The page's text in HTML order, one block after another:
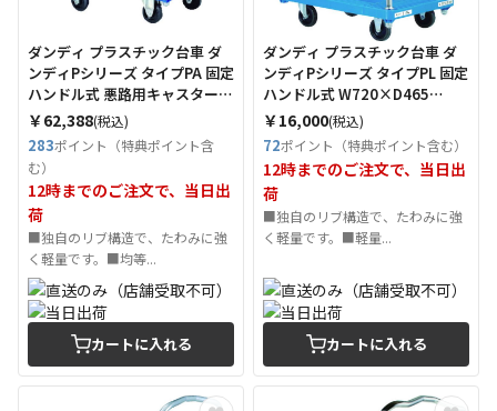
ダンディ プラスチック台車 ダ
ンディPシリーズ タイプPA 固定
ハンドル式 悪路用キャスター
(ノーパンクタイヤ)仕様
W905×D605 （Tcode：
2082197）
￥62,388(税込)
283ポイント（特典ポイント含
む）
12時までのご注文で、当日出
荷
■独自のリブ構造で、たわみに強
く軽量です。■均等...
カートに入れる
ダンディ プラスチック台車 ダ
ンディPシリーズ タイプPL 固定
ハンドル式 W720×D465
（Tcode：2082192）
￥16,000(税込)
72ポイント（特典ポイント含む）
12時までのご注文で、当日出
荷
■独自のリブ構造で、たわみに強
く軽量です。■軽量...
カートに入れる